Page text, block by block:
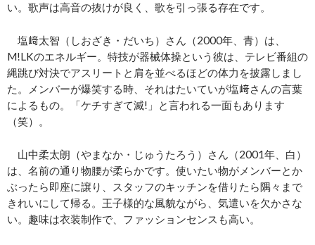
い。歌声は高音の抜けが良く、歌を引っ張る存在です。
塩﨑太智（しおざき・だいち）さん（2000年、青）は、
M!LKのエネルギー。特技が器械体操という彼は、テレビ番組の
縄跳び対決でアスリートと肩を並べるほどの体力を披露しまし
た。メンバーが爆笑する時、それはたいていが塩﨑さんの言葉
によるもの。「ケチすぎて滅!」と言われる一面もあります
（笑）。
山中柔太朗（やまなか・じゅうたろう）さん（2001年、白）
は、名前の通り物腰が柔らかです。使いたい物がメンバーとか
ぶったら即座に譲り、スタッフのキッチンを借りたら隅々まで
きれいにして帰る。王子様的な風貌ながら、気遣いを欠かさな
い。趣味は衣装制作で、ファッションセンスも高い。